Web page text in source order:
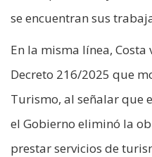
se encuentran sus
En la misma línea,
Decreto 216/2025 que
Turismo, al señalar que
el Gobierno eliminó la
prestar servicios de